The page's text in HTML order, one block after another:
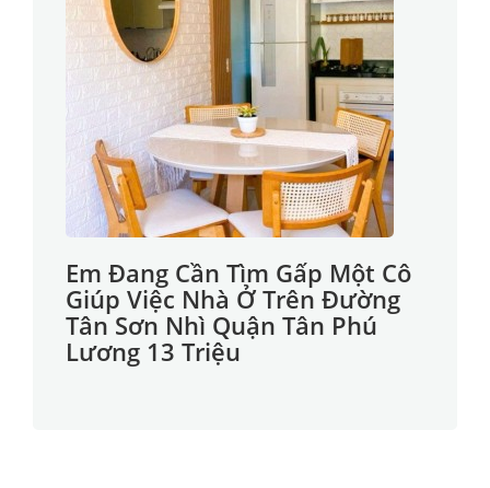
Em Đang Cần Tìm Gấp Một Cô
Giúp Việc Nhà Ở Trên Đường
Tân Sơn Nhì Quận Tân Phú
Lương 13 Triệu